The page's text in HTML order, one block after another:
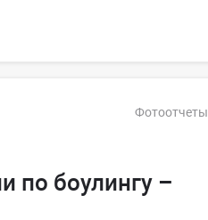
Фотоотчеты
по боулингу –